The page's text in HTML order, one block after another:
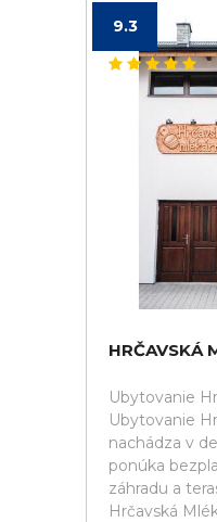
9.3
HRČAVSKÁ
Ubytovanie
Ubytovanie
nachádza v
ponúka
záhradu a
Hrčavská